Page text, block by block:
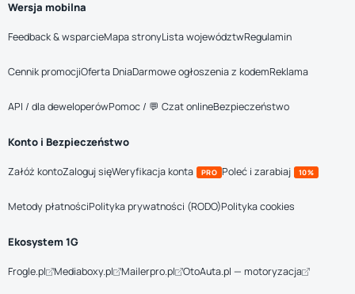
Wersja mobilna
Feedback & wsparcieMapa stronyLista województwRegulamin
Cennik promocjiOferta DniaDarmowe ogłoszenia z kodemReklama
API / dla deweloperówPomoc / 💬 Czat onlineBezpieczeństwo
Konto i Bezpieczeństwo
Załóż kontoZaloguj sięWeryfikacja konta PRO Poleć i zarabiaj 10%
Metody płatnościPolityka prywatności (RODO)Polityka cookies
Ekosystem 1G
Frogle.pl Mediaboxy.pl Mailerpro.pl OtoAuta.pl — motoryzacja